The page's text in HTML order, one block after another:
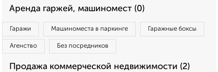
Аренда гаржей, машиномест (0)
Гаражи Машиноместа в паркинге Гаражные боксы
Агенство Без посредников
Продажа коммерческой недвижимости (2)